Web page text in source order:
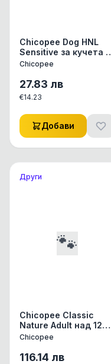
Chicopee Dog HNL
Sensitive за кучета с
чувствителен
картофи, 2кг
Chicopee
27.83 лв
€14.23
Добави
Други
🐾
Chicopee Classic
Nature Adult над 12
месеца с агне и ориз,
Chicopee
116.14 лв